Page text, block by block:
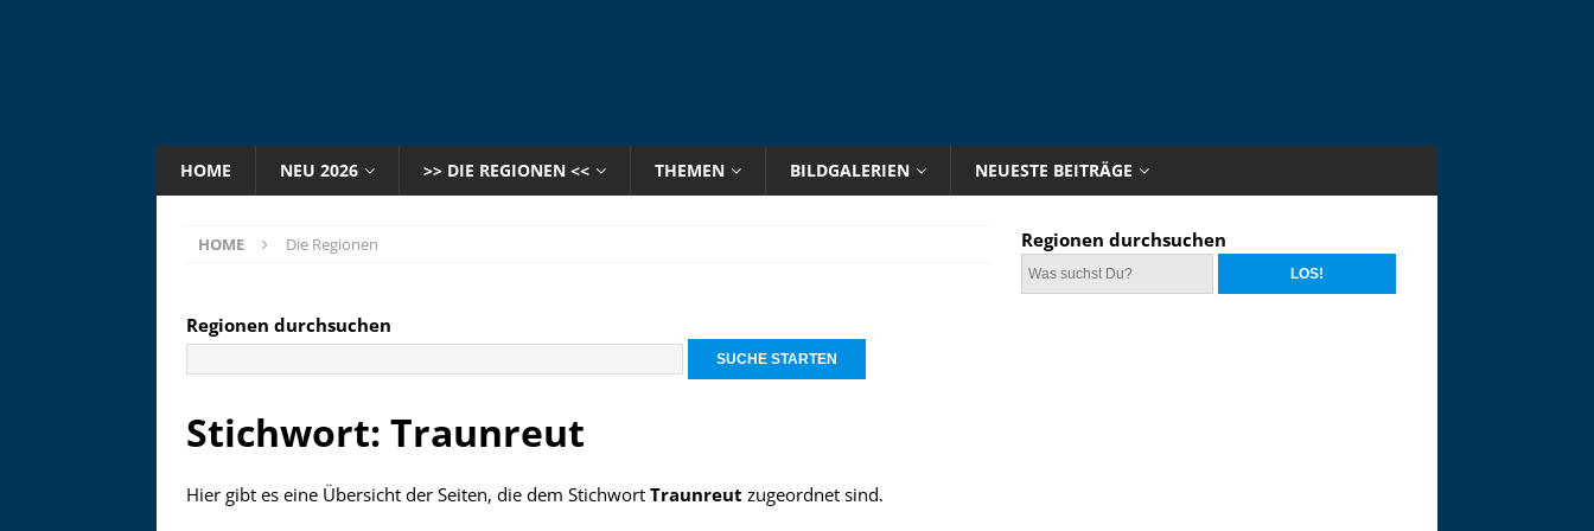
HOME NEU 2026 >> DIE REGIONEN << THEMEN BILDGALERIEN NEUESTE BEITRÄGE
HOME Die Regionen
Regionen durchsuchen
Stichwort: Traunreut
Hier gibt es eine Übersicht der Seiten, die dem Stichwort Traunreut zugeordnet sind.
Regionen durchsuchen